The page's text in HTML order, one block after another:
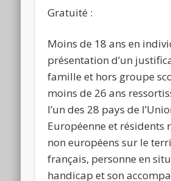
Gratuité :
Moins de 18 ans en
présentation d’un
famille et hors groupe
moins de 26 ans
l’un des 28 pays de
Européenne et résidents
non européens sur le
français, personne en
handicap et son